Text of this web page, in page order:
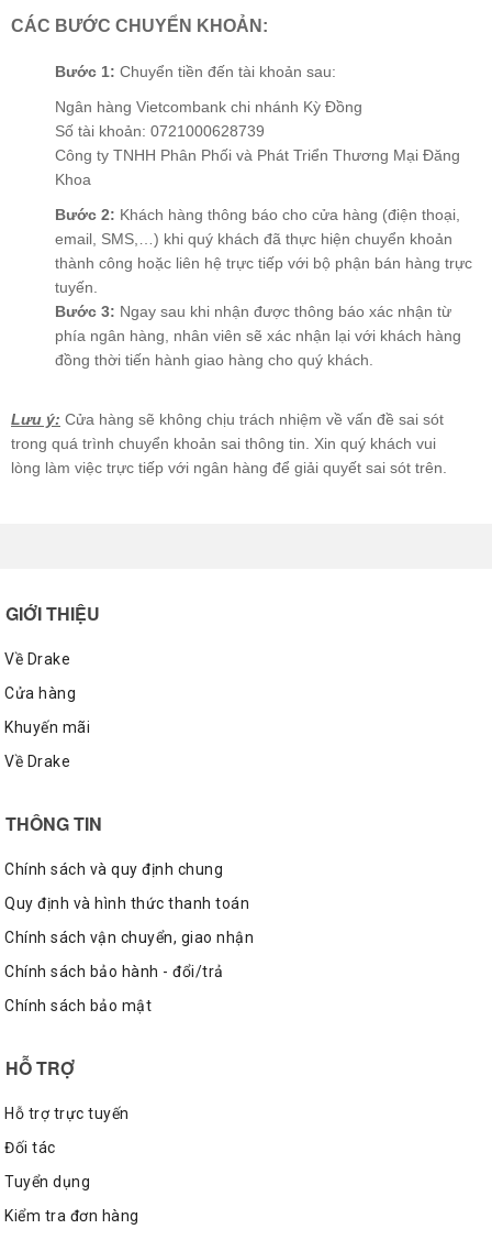
CÁC BƯỚC CHUYỂN KHOẢN:
Bước 1: Chuyển tiền đến tài khoản sau:
Ngân hàng Vietcombank chi nhánh Kỳ Đồng
Số tài khoản: 0721000628739
Công ty TNHH Phân Phối và Phát Triển Thương Mại Đăng
Khoa
Bước 2: Khách hàng thông báo cho cửa hàng (điện thoại,
email, SMS,…) khi quý khách đã thực hiện chuyển khoản
thành công hoặc liên hệ trực tiếp với bộ phận bán hàng trực
tuyến.
Bước 3: Ngay sau khi nhận được thông báo xác nhận từ
phía ngân hàng, nhân viên sẽ xác nhận lại với khách hàng
đồng thời tiến hành giao hàng cho quý khách.
Lưu ý: Cửa hàng sẽ không chịu trách nhiệm về vấn đề sai sót
trong quá trình chuyển khoản sai thông tin. Xin quý khách vui
lòng làm việc trực tiếp với ngân hàng để giải quyết sai sót trên.
GIỚI THIỆU
Về Drake
Cửa hàng
Khuyến mãi
Về Drake
THÔNG TIN
Chính sách và quy định chung
Quy định và hình thức thanh toán
Chính sách vận chuyển, giao nhận
Chính sách bảo hành - đổi/trả
Chính sách bảo mật
HỖ TRỢ
Hỗ trợ trực tuyến
Đối tác
Tuyển dụng
Kiểm tra đơn hàng